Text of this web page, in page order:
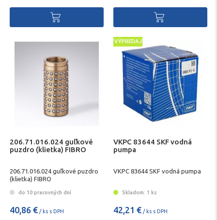
206.71.016.024 guľkové
puzdro (klietka) FIBRO
206.71.016.024 guľkové puzdro
(klietka) FIBRO
do 10 pracovných dní
40,86 € / ks s DPH
VÝPREDAJ
VKPC 83644 SKF vodná
pumpa
VKPC 83644 SKF vodná pumpa
Skladom: 1 ks
42,21 € / ks s DPH